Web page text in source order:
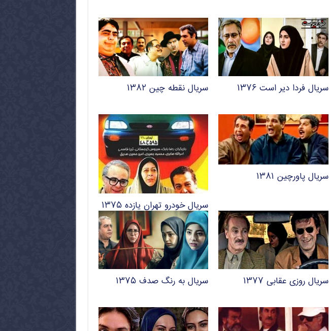
سریال فردا دیر است ۱۳۷۶ سریال نقطه چین ۱۳۸۲
سریال پاورچین ۱۳۸۱
سریال خودرو تهران یازده ۱۳۷۵
سریال روزی عقابی ۱۳۷۷ سریال به رنگ صدف ۱۳۷۵